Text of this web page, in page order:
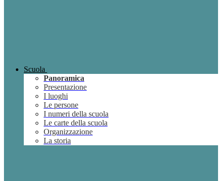
Scuola
Panoramica
Presentazione
I luoghi
Le persone
I numeri della scuola
Le carte della scuola
Organizzazione
La storia